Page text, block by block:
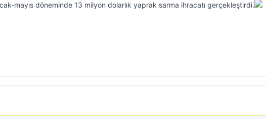
mayıs döneminde 13 milyon dolarlık yaprak sarma ihracatı gerçekleştirdi.